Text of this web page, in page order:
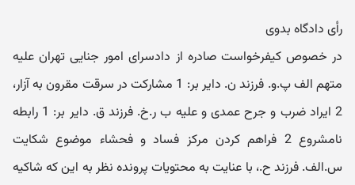
رأی دادگاه بدوی
در خصوص کیفرخواست صادره از دادسرای امور جنایی تهران علیه
متهم الف پ.و. فرزند ن. دایر بر: 1 مشارکت در سرقت مقرون به آزار،
2 ایراد ضرب و جرح عمدی و علیه ب ر.خ. فرزند ق. دایر بر: 1 رابطه
نامشروع 2 فراهم کردن مرکز فساد و فحشاء موضوع شکایت
س.الف. فرزند ح.، با عنایت به محتویات پرونده نظر به این که شاکیه